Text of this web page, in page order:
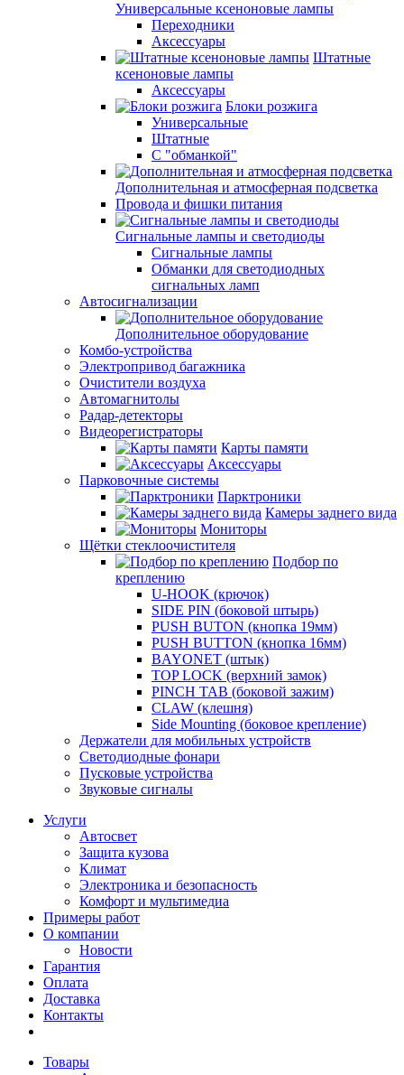
Универсальные ксеноновые лампы
Переходники
Аксессуары
Штатные
ксеноновые лампы
Аксессуары
Блоки розжига
Универсальные
Штатные
С "обманкой"
Дополнительная и атмосферная подсветка
Провода и фишки питания
Cигнальные лампы и светодиоды
Сигнальные лампы
Обманки для светодиодных
сигнальных ламп
Автосигнализации
Дополнительное оборудование
Комбо-устройства
Электропривод багажника
Очистители воздуха
Автомагнитолы
Радар-детекторы
Видеорегистраторы
Карты памяти
Аксессуары
Парковочные системы
Парктроники
Камеры заднего вида
Мониторы
Щётки стеклоочистителя
Подбор по
креплению
U-HOOK (крючок)
SIDE PIN (боковой штырь)
PUSH BUTON (кнопка 19мм)
PUSH BUTTON (кнопка 16мм)
BAYONET (штык)
TOP LOCK (верхний замок)
PINCH TAB (боковой зажим)
CLAW (клешня)
Side Mounting (боковое крепление)
Держатели для мобильных устройств
Светодиодные фонари
Пусковые устройства
Звуковые сигналы
Услуги
Автосвет
Защита кузова
Климат
Электроника и безопасность
Комфорт и мультимедиа
Примеры работ
О компании
Новости
Гарантия
Оплата
Доставка
Контакты
Товары